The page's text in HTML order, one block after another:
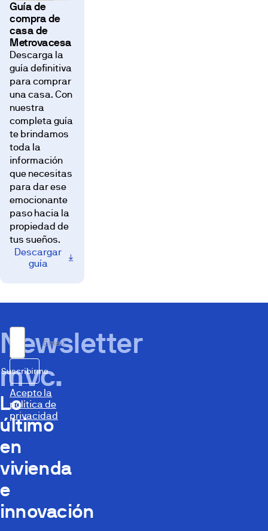
Guía de
compra de
casa de
Metrovacesa
Descarga la
guía definitiva
para comprar
una casa. Con
nuestra
completa guía
te brindamos
toda la
información
que necesitas
para dar ese
emocionante
paso hacia la
propiedad de
tus sueños.
Descargar
guía
Newsletter
mvc.
Lo
último
en
vivienda
e
innovación
Email
Suscribirme
Acepto la
política de
privacidad